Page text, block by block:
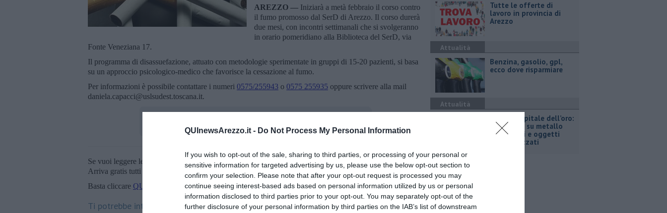
QUInewsArezzo.it - Do Not Process My Personal Information
If you wish to opt-out of the sale, sharing to third parties, or processing of your personal or
sensitive information for targeted advertising by us, please use the below opt-out section to
confirm your selection. Please note that after your opt-out request is processed you may
continue seeing interest-based ads based on personal information utilized by us or personal
information disclosed to third parties prior to your opt-out. You may separately opt-out of the
further disclosure of your personal information by third parties on the IAB’s list of downstream
AREZZO — Iniziarà a metà febbraio il corso contro
il fumo promosso dal SerD di Arezzo. Il corso durerà
due mesi, con incontri settimanali che si svolgeranno
in orario pomeridiano alla Biblioteca del SerD, via
Fonte Veneziana 17.
Il programma di disassuefazione, attuato con metodologie sperimentate in gruppi di 15-20 pazienti, si basa
su un approccio psicologico-medico che favorisce la cessazione al fumo.
Per informazioni è possibile contattare i numeri 0575/255943 o 0575 255935 oppure scrivere alla mail
daniela.capacci@uslsudest.toscana.it.
Se vuoi leggere le notizie principali della Toscana iscriviti alla
Newsletter QUInews - ToscanaMedia.
Arriva gratis tutti i giorni alle 20:00 direttamente nella tua casella di posta.
Basta cliccare QUI
Ti potrebbe interessare anche:
​Tutte le offerte di
lavoro in provincia di
Arezzo
Attualità
​Benzina, gasolio, gpl,
ecco dove risparmiare
Attualità
Arezzo, capitale dell’oro:
l’incisione su metallo
tra gioielli e oggetti
personalizzati